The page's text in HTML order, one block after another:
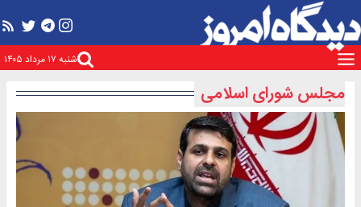
شنبه ۱۷ مرداد ۱۴۰۵
مجلس شورای اسلامی